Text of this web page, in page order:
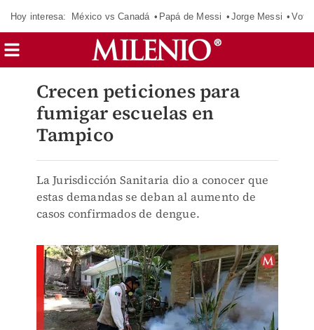
Hoy interesa: México vs Canadá Papá de Messi Jorge Messi
Crecen peticiones para
fumigar escuelas en
Tampico
La Jurisdicción Sanitaria dio a conocer que
estas demandas se deban al aumento de
casos confirmados de dengue.